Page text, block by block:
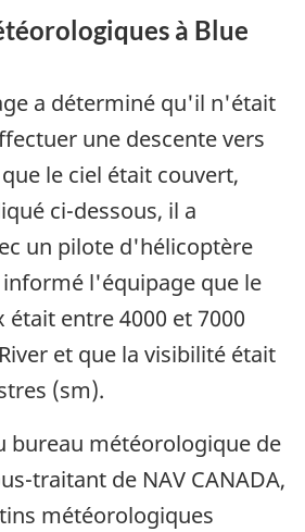
à Blue
a déterminé qu'il n'était
une descente vers
le ciel était couvert,
ci-dessous, il a
un pilote d'hélicoptère
informé l'équipage que le
entre 4000 et 7000
et que la visibilité était
(sm).
bureau météorologique de
traitant de NAV CANADA,
météorologiques